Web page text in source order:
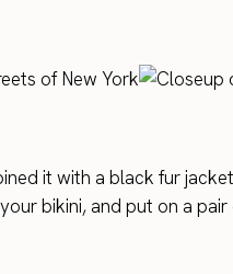
it with a black fur
bikini, and put on a